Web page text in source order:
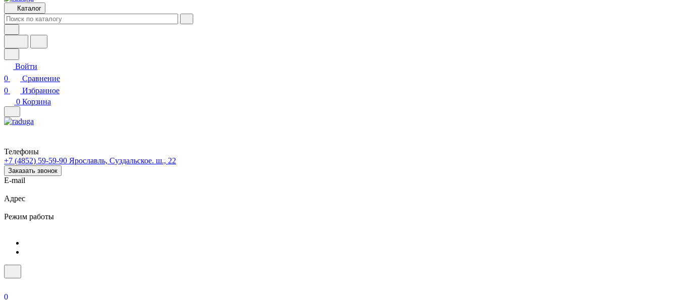
Каталог
Войти
0
Сравнение
0
Избранное
0 Корзина
Телефоны
+7 (4852) 59-59-90 Ярославль, Суздальское. ш., 22
Заказать звонок
E-mail
Адрес
Режим работы
0